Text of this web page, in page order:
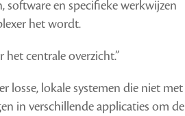
software en specifieke werkwijzen
het wordt.
centrale overzicht.”
losse, lokale systemen die niet met
in verschillende applicaties om de